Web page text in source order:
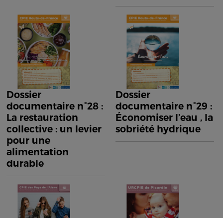
Dossier
documentaire n°28 :
La restauration
collective : un levier
pour une
alimentation
durable
Dossier
documentaire n°29 :
Économiser l’eau , la
sobriété hydrique